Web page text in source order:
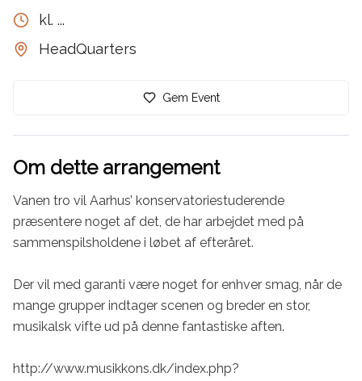
kl. ...
HeadQuarters
Gem Event
Om dette arrangement
Vanen tro vil Aarhus’ konservatoriestuderende
præsentere noget af det, de har arbejdet med på
sammenspilsholdene i løbet af efteråret.
Der vil med garanti være noget for enhver smag, når de
mange grupper indtager scenen og breder en stor,
musikalsk vifte ud på denne fantastiske aften.
http://www.musikkons.dk/index.php?